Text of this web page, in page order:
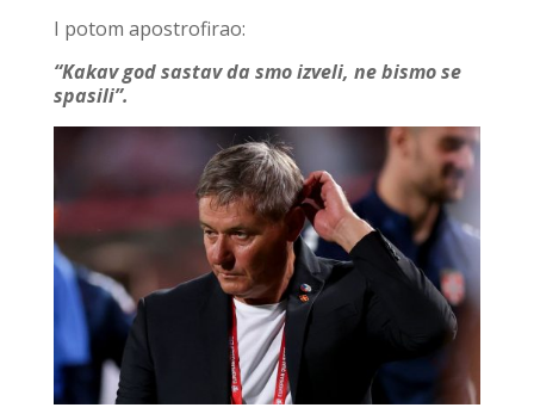
I potom apostrofirao:
“Kakav god sastav da smo izveli, ne bismo se
spasili”.